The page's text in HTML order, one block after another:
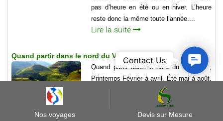
pas d’heure en été ou en hiver. L’heure
reste donc la même toute l’année....
Lire la suite
Quand partir dans le nord du Vietnam
Quand partir dans le nord du Vietnam ,
Printemps Février à avril, Été mai à août,
Automne septembre à novembre, Hiver
Nos voyages Devis sur Mesure
Contact
Contact Us